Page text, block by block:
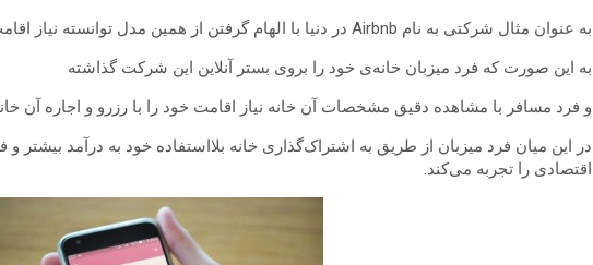
به عنوان مثال شرکتی به نام Airbnb در دنیا با الهام گرفتن از همین مدل توانسته نیاز اقامت مسافران را برطرف کند.
به این صورت که فرد میزبان خانه‌ی خود را بروی بستر آنلاین این شرکت گذاشته
و فرد مسافر با مشاهده دقیق مشخصات آن خانه نیاز اقامت خود را با رزرو و اجاره آن
در این میان فرد میزبان از طریق به اشتراک‌گذاری خانه بلااستفاده خود به درآمد بیشتر
اقتصادی را تجربه می‌کند.